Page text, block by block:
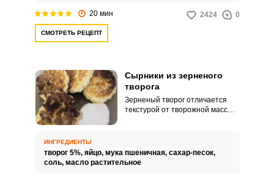
можно заменить и обычным
20 мин 2424 0
СМОТРЕТЬ РЕЦЕПТ
Сырники из зерненого
творога
Зерненый творог отличается
текстурой от творожной массы,
берется другая пропорция муки
и творога (1:4), чтобы они
ИНГРЕДИЕНТЫ
творог 5%, яйцо, мука пшеничная, сахар-песок,
соль, масло растительное